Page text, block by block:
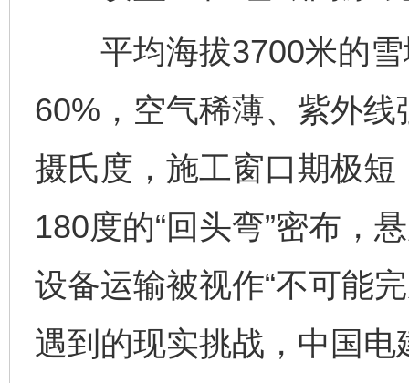
平均海拔3700米的雪
60%，空气稀薄、紫外
摄氏度，施工窗口期极
180度的“回头弯”密布，
设备运输被视作“不可能
遇到的现实挑战，中国